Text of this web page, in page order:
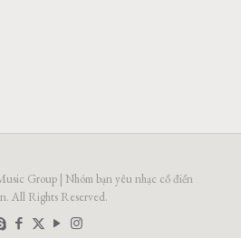
Group | Nhóm bạn yêu nhạc cổ điển
All Rights Reserved.